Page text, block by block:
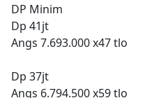
DP Minim
Dp 41jt
Angs 7.693.000 x47 tlo
Dp 37jt
Angs 6.794.500 x59 tlo